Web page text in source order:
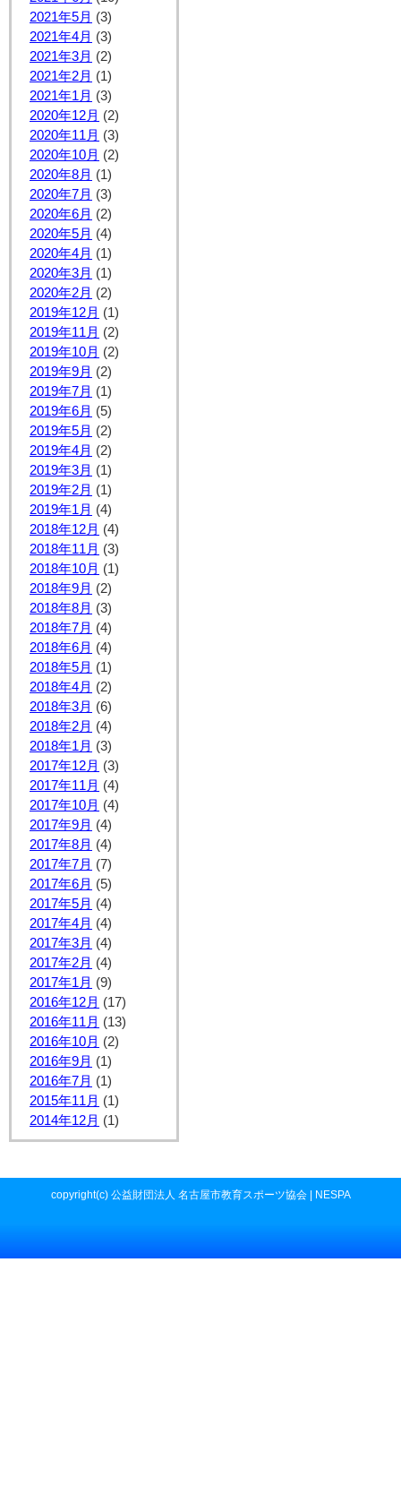
2021年5月 (3)
2021年4月 (3)
2021年3月 (2)
2021年2月 (1)
2021年1月 (3)
2020年12月 (2)
2020年11月 (3)
2020年10月 (2)
2020年8月 (1)
2020年7月 (3)
2020年6月 (2)
2020年5月 (4)
2020年4月 (1)
2020年3月 (1)
2020年2月 (2)
2019年12月 (1)
2019年11月 (2)
2019年10月 (2)
2019年9月 (2)
2019年7月 (1)
2019年6月 (5)
2019年5月 (2)
2019年4月 (2)
2019年3月 (1)
2019年2月 (1)
2019年1月 (4)
2018年12月 (4)
2018年11月 (3)
2018年10月 (1)
2018年9月 (2)
2018年8月 (3)
2018年7月 (4)
2018年6月 (4)
2018年5月 (1)
2018年4月 (2)
2018年3月 (6)
2018年2月 (4)
2018年1月 (3)
2017年12月 (3)
2017年11月 (4)
2017年10月 (4)
2017年9月 (4)
2017年8月 (4)
2017年7月 (7)
2017年6月 (5)
2017年5月 (4)
2017年4月 (4)
2017年3月 (4)
2017年2月 (4)
2017年1月 (9)
2016年12月 (17)
2016年11月 (13)
2016年10月 (2)
2016年9月 (1)
2016年7月 (1)
2015年11月 (1)
2014年12月 (1)
copyright(c) 公益財団法人 名古屋市教育スポーツ協会 | NESPA